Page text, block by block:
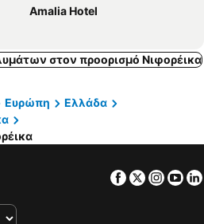
Amalia Hotel
στον προορισμό Νιφορέικα
Ευρώπη
Ελλάδα
Facebook
Twitter